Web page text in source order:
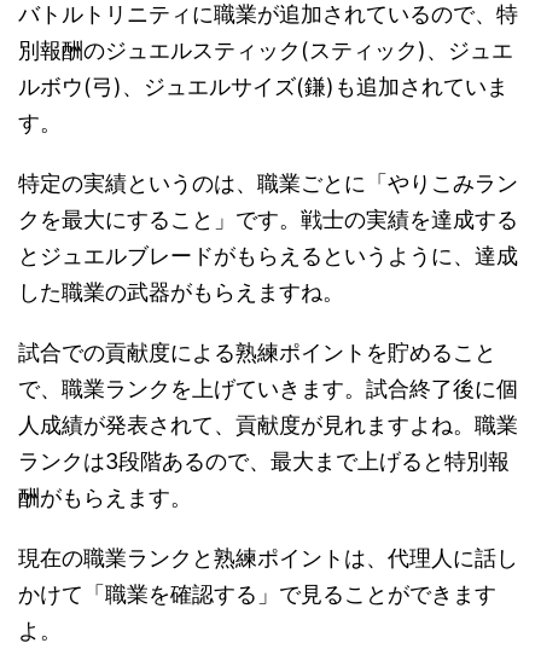
バトルトリニティに職業が追加されているので、特
別報酬のジュエルスティック(スティック)、ジュエ
ルボウ(弓)、ジュエルサイズ(鎌)も追加されていま
す。
特定の実績というのは、職業ごとに「やりこみラン
クを最大にすること」です。戦士の実績を達成する
とジュエルブレードがもらえるというように、達成
した職業の武器がもらえますね。
試合での貢献度による熟練ポイントを貯めること
で、職業ランクを上げていきます。試合終了後に個
人成績が発表されて、貢献度が見れますよね。職業
ランクは3段階あるので、最大まで上げると特別報
酬がもらえます。
現在の職業ランクと熟練ポイントは、代理人に話し
かけて「職業を確認する」で見ることができます
よ。